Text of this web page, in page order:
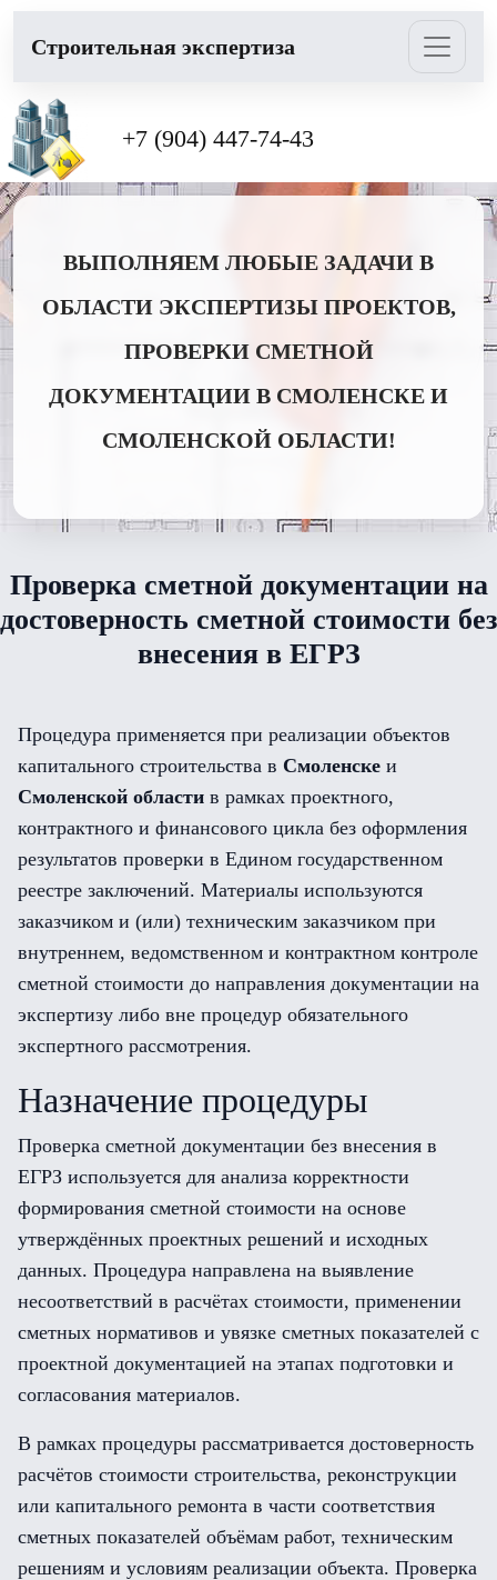
Cтроительная экспертиза
+7 (904) 447-74-43
ВЫПОЛНЯЕМ ЛЮБЫЕ ЗАДАЧИ В
ОБЛАСТИ ЭКСПЕРТИЗЫ ПРОЕКТОВ,
ПРОВЕРКИ СМЕТНОЙ
ДОКУМЕНТАЦИИ В СМОЛЕНСКЕ И
СМОЛЕНСКОЙ ОБЛАСТИ!
Проверка сметной документации на
достоверность сметной стоимости без
внесения в ЕГРЗ
Процедура применяется при реализации объектов
капитального строительства в Смоленске и
Смоленской области в рамках проектного,
контрактного и финансового цикла без оформления
результатов проверки в Едином государственном
реестре заключений. Материалы используются
заказчиком и (или) техническим заказчиком при
внутреннем, ведомственном и контрактном контроле
сметной стоимости до направления документации на
экспертизу либо вне процедур обязательного
экспертного рассмотрения.
Назначение процедуры
Проверка сметной документации без внесения в
ЕГРЗ используется для анализа корректности
формирования сметной стоимости на основе
утверждённых проектных решений и исходных
данных. Процедура направлена на выявление
несоответствий в расчётах стоимости, применении
сметных нормативов и увязке сметных показателей с
проектной документацией на этапах подготовки и
согласования материалов.
В рамках процедуры рассматривается достоверность
расчётов стоимости строительства, реконструкции
или капитального ремонта в части соответствия
сметных показателей объёмам работ, техническим
решениям и условиям реализации объекта. Проверка